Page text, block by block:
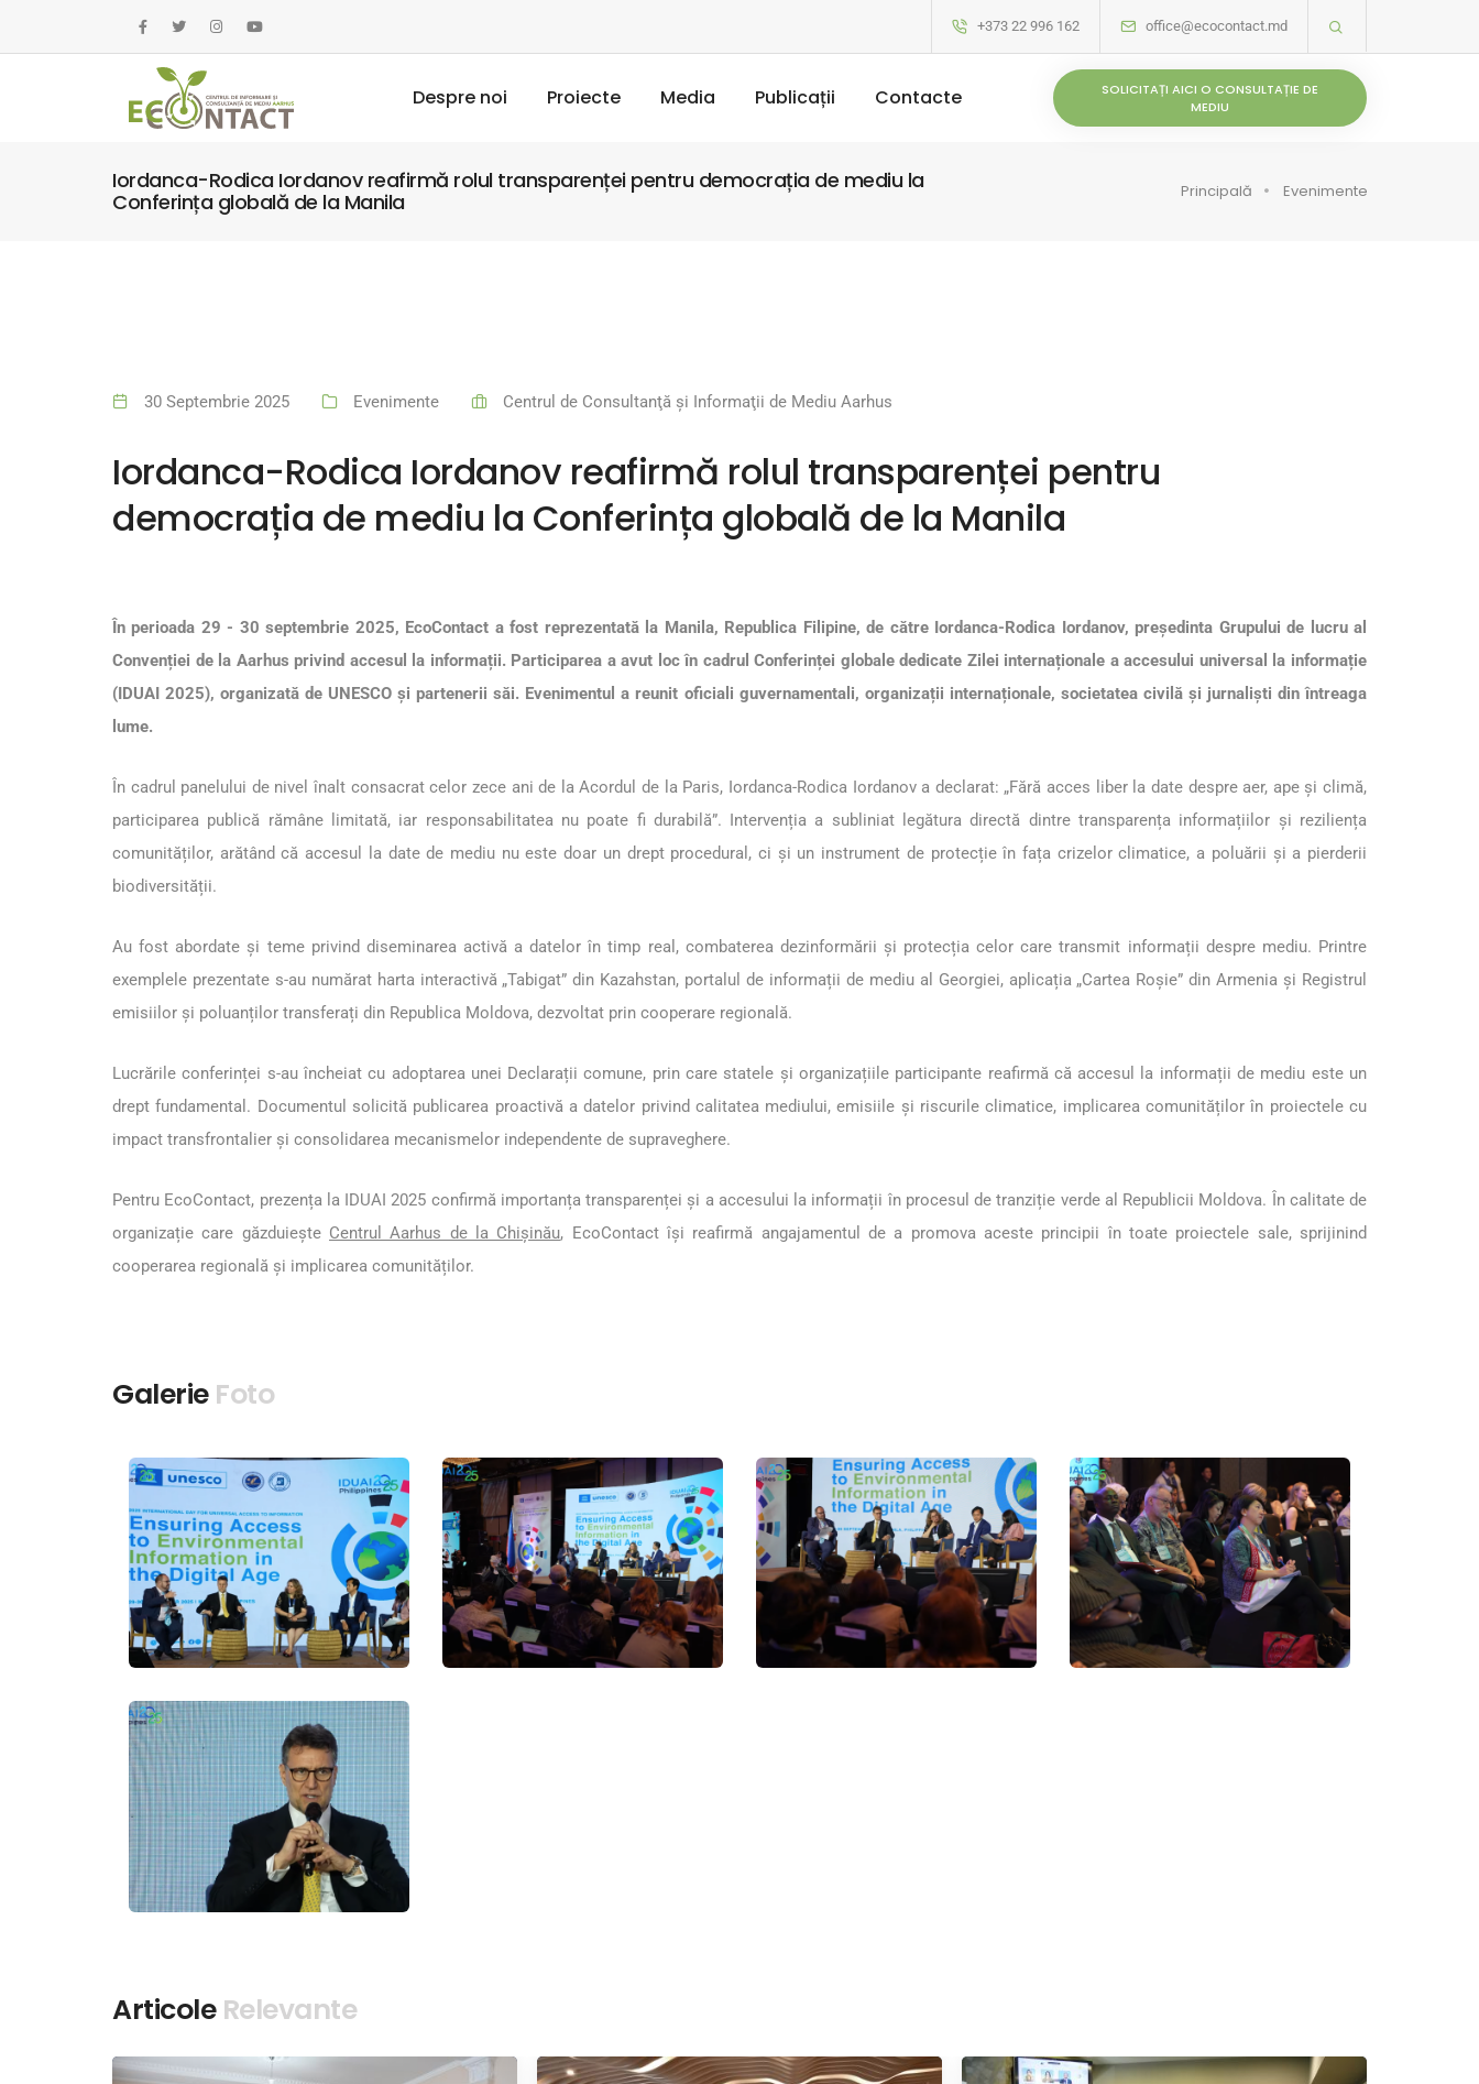
+373 22 996 162 office@ecocontact.md
Despre noi Proiecte Media Publicații Contacte
SOLICITAȚI AICI O CONSULTAȚIE DE
MEDIU
Iordanca-Rodica Iordanov reafirmă rolul transparenței pentru democrația de mediu la
Conferința globală de la Manila
Principală Evenimente
30 Septembrie 2025 Evenimente Centrul de Consultanţă şi Informaţii de Mediu Aarhus
Iordanca-Rodica Iordanov reafirmă rolul transparenței pentru
democrația de mediu la Conferința globală de la Manila
În perioada 29 - 30 septembrie 2025, EcoContact a fost reprezentată la Manila, Republica Filipine, de către Iordanca-Rodica Iordanov, președinta Grupului de lucru al
Convenției de la Aarhus privind accesul la informații. Participarea a avut loc în cadrul Conferinței globale dedicate Zilei internaționale a accesului universal la informație
(IDUAI 2025), organizată de UNESCO și partenerii săi. Evenimentul a reunit oficiali guvernamentali, organizații internaționale, societatea civilă și jurnaliști din întreaga
lume.
În cadrul panelului de nivel înalt consacrat celor zece ani de la Acordul de la Paris, Iordanca-Rodica Iordanov a declarat: „Fără acces liber la date despre aer, ape și climă,
participarea publică rămâne limitată, iar responsabilitatea nu poate fi durabilă”. Intervenția a subliniat legătura directă dintre transparența informațiilor și reziliența
comunităților, arătând că accesul la date de mediu nu este doar un drept procedural, ci și un instrument de protecție în fața crizelor climatice, a poluării și a pierderii
biodiversității.
Au fost abordate și teme privind diseminarea activă a datelor în timp real, combaterea dezinformării și protecția celor care transmit informații despre mediu. Printre
exemplele prezentate s-au numărat harta interactivă „Tabigat” din Kazahstan, portalul de informații de mediu al Georgiei, aplicația „Cartea Roșie” din Armenia și Registrul
emisiilor și poluanților transferați din Republica Moldova, dezvoltat prin cooperare regională.
Lucrările conferinței s-au încheiat cu adoptarea unei Declarații comune, prin care statele și organizațiile participante reafirmă că accesul la informații de mediu este un
drept fundamental. Documentul solicită publicarea proactivă a datelor privind calitatea mediului, emisiile și riscurile climatice, implicarea comunităților în proiectele cu
impact transfrontalier și consolidarea mecanismelor independente de supraveghere.
Pentru EcoContact, prezența la IDUAI 2025 confirmă importanța transparenței și a accesului la informații în procesul de tranziție verde al Republicii Moldova. În calitate de
organizație care găzduiește Centrul Aarhus de la Chișinău, EcoContact își reafirmă angajamentul de a promova aceste principii în toate proiectele sale, sprijinind
cooperarea regională și implicarea comunităților.
Galerie Foto
Articole Relevante